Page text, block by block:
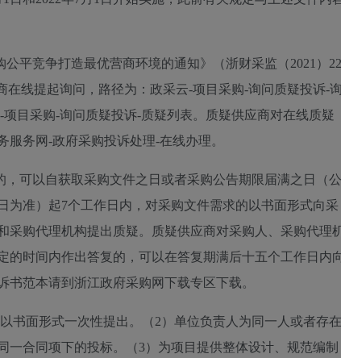
平竞争打造最优营商环境的通知》（浙财采监（2021）22
线提起询问，路径为：政采云-项目采购-询问质疑投诉-询
目采购-询问质疑投诉-质疑列表。质疑供应商对在线质疑
务网-政府采购投诉处理-在线办理。
可以自获取采购文件之日或者采购公告期限届满之日（公
准）起7个工作日内，对采购文件需求的以书面形式向采
采购代理机构提出质疑。质疑供应商对采购人、采购代理
时间内作出答复的，可以在答复期满后十五个工作日内
范本请到浙江政府采购网下载专区下载。
书面形式一次性提出。（2）单位负责人为同一人或者存在
合同项下的投标。（3）为项目提供整体设计、规范编制